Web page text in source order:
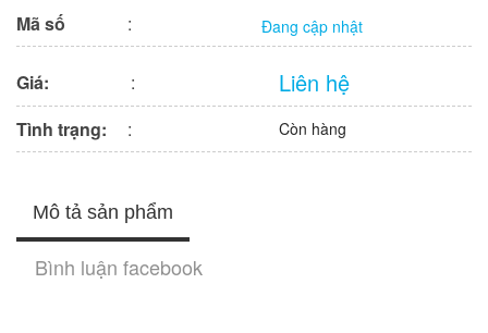
Mã số : Đang cập nhật
Giá: : Liên hệ
Tình trạng: : Còn hàng
Mô tả sản phẩm
Bình luận facebook